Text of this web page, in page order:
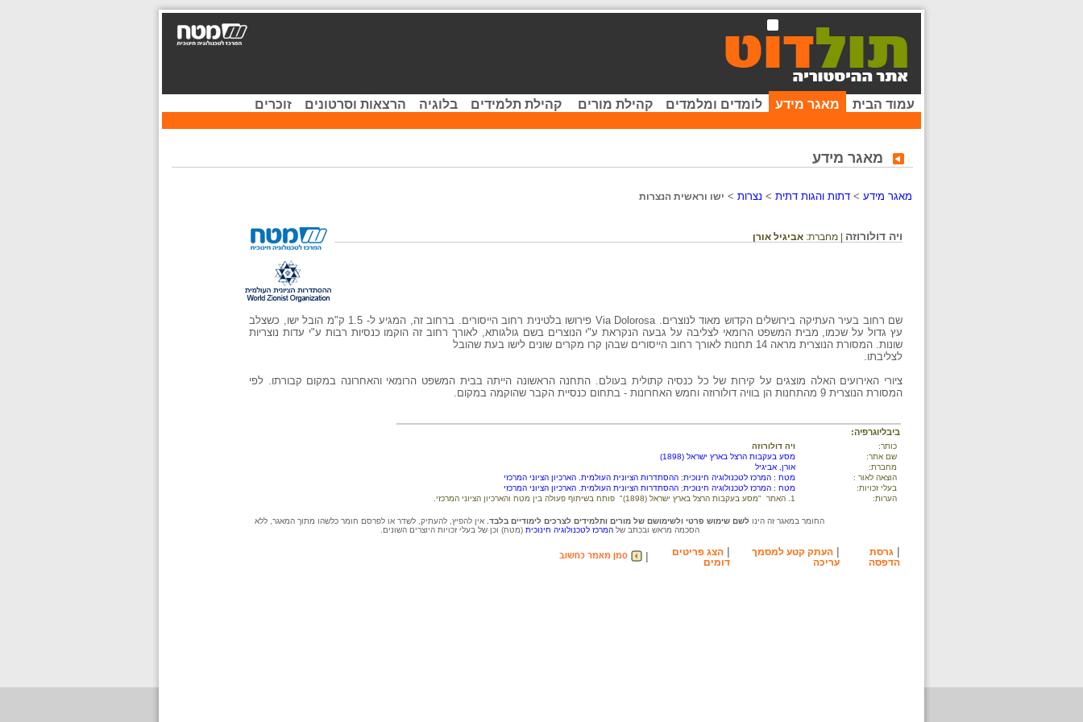
עמוד הבית מאגר מידע לומדים ומלמדים קהילת מורים קהילת תלמידים בלוגיה הרצאות וסרטונים זוכרים
מאגר מידע
מאגר מידע > דתות והגות דתית > נצרות > ישו וראשית הנצרות
ויה דולורוזה | מחברת: אביגיל אורן
שם רחוב בעיר העתיקה בירושלים הקדוש מאוד לנוצרים. Via Dolorosa פירושו בלטינית רחוב הייסורים. ברחוב זה, המגיע ל- 1.5 ק"מ הובל ישו, כשצלב
עץ גדול על שכמו, מבית המשפט הרומאי לצליבה על גבעה הנקראת ע"י הנוצרים בשם גולגותא, לאורך רחוב זה הוקמו כנסיות רבות ע"י עדות נוצריות
שונות. המסורת הנוצרית מראה 14 תחנות לאורך רחוב הייסורים שבהן קרו מקרים שונים לישו בעת שהובל
לצליבתו.
ציורי האירועים האלה מוצגים על קירות של כל כנסיה קתולית בעולם. התחנה הראשונה הייתה בבית המשפט הרומאי והאחרונה במקום קבורתו. לפי
המסורת הנוצרית 9 מהתחנות הן בוויה דולורוזה וחמש האחרונות - בתחום כנסיית הקבר שהוקמה במקום.
ביבליוגרפיה:
כותר:
ויה דולורוזה
שם אתר:
מסע בעקבות הרצל בארץ ישראל (1898)
מחברת:
אורן, אביגיל
הוצאה לאור :
מטח : המרכז לטכנולוגיה חינוכית; ההסתדרות הציונית העולמית. הארכיון הציוני המרכזי
בעלי זכויות:
מטח : המרכז לטכנולוגיה חינוכית; ההסתדרות הציונית העולמית. הארכיון הציוני המרכזי
הערות:
1. האתר "מסע בעקבות הרצל בארץ ישראל (1898)" פותח בשיתוף פעולה בין מטח והארכיון הציוני המרכזי.
החומר במאגר זה הינו לשם שימוש פרטי ולשימושם של מורים ותלמידים לצרכים לימודיים בלבד. אין להפיץ, להעתיק, לשדר או לפרסם חומר כלשהו מתוך המאגר, ללא
הסכמה מראש ובכתב שלהמרכז לטכנולוגיה חינוכית (מטח) וכן של בעלי זכויות היוצרים השונים.
| גרסת
הדפסה
| העתק קטע למסמך
עריכה
| הצג פריטים
דומים
|